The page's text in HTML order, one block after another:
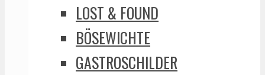
LOST & FOUND
BÖSEWICHTE
GASTROSCHILDER